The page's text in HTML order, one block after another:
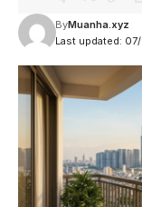
Last updated:
ByMuanha.xyz